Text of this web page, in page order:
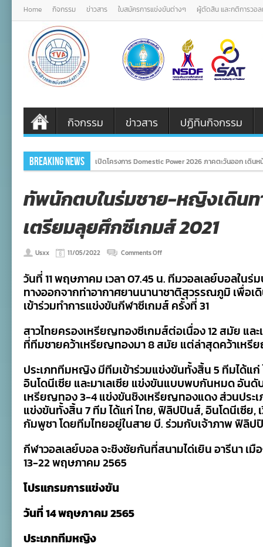
Home กิจกรรม ข่าวสาร ใบสมัครการแข่งขันต่างๆ ผู้ตัดสิน และกติการวอ
กิจกรรม ข่าวสาร ปฏิทินกิจกรรม
Breaking News เปิดโครงการ Domestic Power 2026 ภาคตะวันออก เดิ
ทัพนักตบในร่มชาย-หญิงเดินท
เตรียมลุยศึกซีเกมส์ 2021
Usxx 11/05/2022 Comments Offon
ตบ
ใน
ร่ม
ชาย-
เดิน
ทาง
สู่
เตรียม
ลุย
ศึก
ซีเกมส์
2021
วันที่ 11 พฤษภาคม เวลา 07.45 น. ทีมวอลเลย์บอลใน
ทางออกจากท่าอากาศยานนานาชาติสุวรรณภูมิ เพื่อเ
เข้าร่วมทำการแข่งขันกีฬาซีเกมส์ ครั้งที่ 31
สาวไทยครองเหรียญทองซีเกมส์ต่อเนื่อง 12 สมัย แล
ที่ทีมชายคว้าเหรียญทองมา 8 สมัย แต่ล่าสุดคว้าเหรี
ประเภททีมหญิง มีทีมเข้าร่วมแข่งขันทั้งสิ้น 5 ทีมได้แ
อินโดนีเซีย และมาเลเซีย แข่งขันแบบพบกันหมด อันดับ
เหรียญทอง 3-4 แข่งขันชิงเหรียญทองแดง ส่วนประ
แข่งขันทั้งสิ้น 7 ทีม ได้แก่ ไทย, ฟิลิปปินส์, อินโดนีเซีย,
กัมพูชา โดยทีมไทยอยู่ในสาย บี. ร่วมกับเจ้าภาพ ฟิลิป
กีฬาวอลเลย์บอล จะชิงชัยกันที่สนามได่เยิน อารีนา เมื
13-22 พฤษภาคม 2565
โปรแกรมการแข่งขัน
วันที่ 14 พฤษภาคม 2565
ประเภททีมหญิง